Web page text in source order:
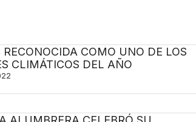
RECONOCIDA COMO UNO DE LOS
CLIMÁTICOS DEL AÑO